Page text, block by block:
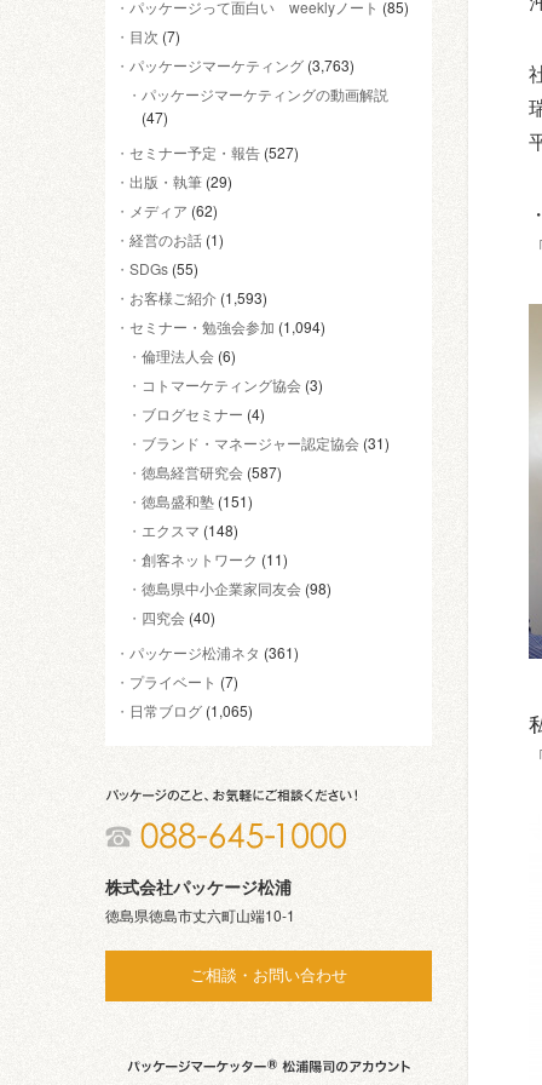
パッケージって面白い weeklyノート (85)
目次 (7)
パッケージマーケティング (3,763)
パッケージマーケティングの動画解説
(47)
セミナー予定・報告 (527)
出版・執筆 (29)
メディア (62)
経営のお話 (1)
SDGs (55)
お客様ご紹介 (1,593)
セミナー・勉強会参加 (1,094)
倫理法人会 (6)
コトマーケティング協会 (3)
ブログセミナー (4)
ブランド・マネージャー認定協会 (31)
徳島経営研究会 (587)
徳島盛和塾 (151)
エクスマ (148)
創客ネットワーク (11)
徳島県中小企業家同友会 (98)
四究会 (40)
パッケージ松浦ネタ (361)
プライベート (7)
日常ブログ (1,065)
株式会社パッケージ松浦
徳島県徳島市丈六町山端10-1
ご相談・お問い合わせ